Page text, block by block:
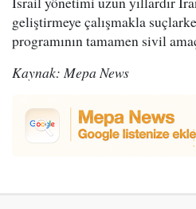
geliştirmeye çalışmakla
programının tamamen sivil
Kaynak: Mepa News